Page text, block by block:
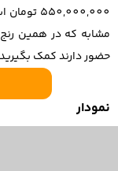
مشابه که در همین
حضور دارند کمک بگیرید
نمودار